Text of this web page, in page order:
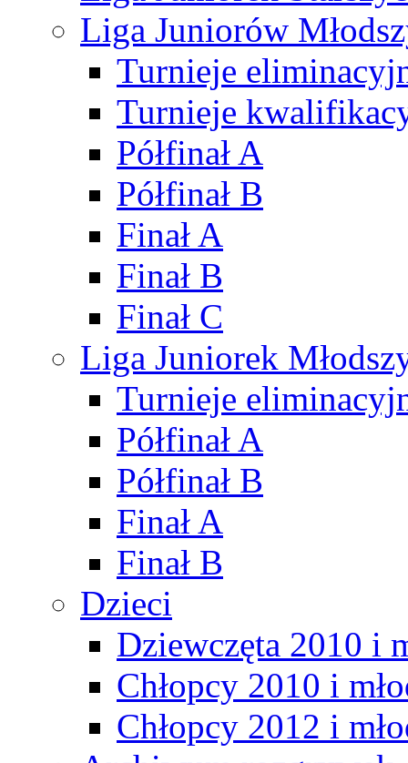
Liga Juniorów
Turnieje
Turnieje
Półfinał A
Półfinał B
Finał A
Finał B
Finał C
Liga Juniorek
Turnieje
Półfinał A
Półfinał B
Finał A
Finał B
Dzieci
Dziewczęta 2010 i
Chłopcy 2010 i
Chłopcy 2012 i